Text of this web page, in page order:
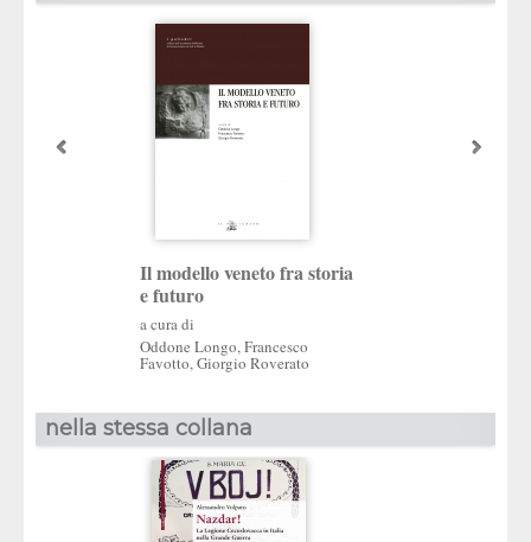
Il modello veneto fra storia
e futuro
a cura di
Oddone Longo,Francesco
Favotto,Giorgio Roverato
nella stessa collana